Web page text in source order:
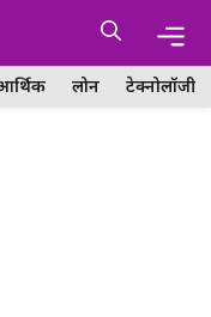
लोन टेक्नोलॉजी